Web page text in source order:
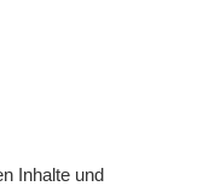
Inhalte und